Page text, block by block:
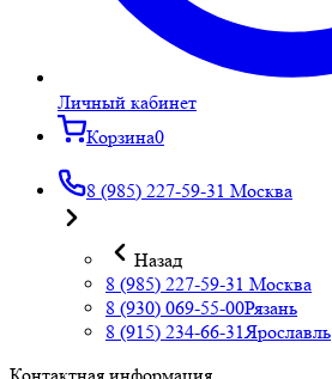
Личный кабинет
Корзина0
8 (985) 227-59-31 Москва
Назад
8 (985) 227-59-31 Москва
8 (930) 069-55-00Рязань
8 (915) 234-66-31Ярославль